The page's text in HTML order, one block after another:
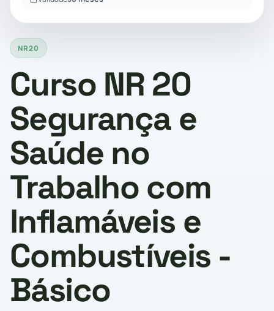
NR20
Curso NR 20
Segurança e
Saúde no
Trabalho com
Inflamáveis e
Combustíveis -
Básico